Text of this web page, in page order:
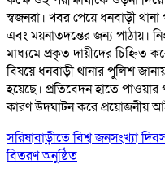
স্বজনরা। খবর পেয়ে ধনবাড়ী
এবং ময়নাতদন্তের জন্য পাঠায়।
মাধ্যমে প্রকৃত দায়ীদের চিহ্নিত
বিষয়ে ধনবাড়ী থানার পুলিশ
হয়েছে। প্রতিবেদন হাতে
কারণ উদঘাটন করে প্রয়োজনীয়
সরিষাবাড়ীতে বিশ্ব জনসংখ্যা
বিতরণ অনুষ্ঠিত